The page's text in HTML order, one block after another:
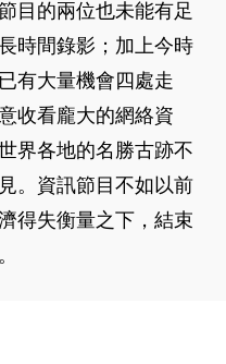
目的兩位也未能有足
時間錄影；加上今時
有大量機會四處走
收看龐大的網絡資
界各地的名勝古跡不
。資訊節目不如以前
得失衡量之下，結束